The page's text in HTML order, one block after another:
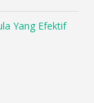
Yang Efektif